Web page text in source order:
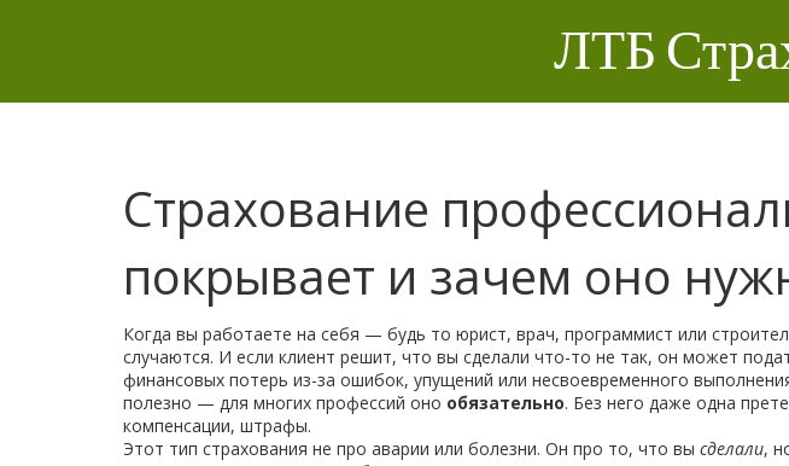
ЛТБ
Страхование
покрывает и зачем оно
Когда вы работаете на себя — будь то юрист, врач, программист или
случаются. И если клиент решит, что вы сделали что-то не так, он может
финансовых потерь из-за ошибок, упущений или несвоевременного
полезно — для многих профессий оно обязательно. Без него даже одна
компенсации, штрафы.
Этот тип страхования не про аварии или болезни. Он про то, что вы сделали,